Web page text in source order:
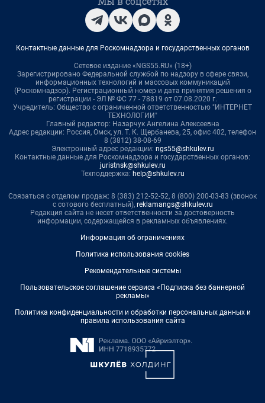
Контактные данные для Роскомнадзора и государственных органов
Сетевое издание «NGS55.RU» (18+)
Зарегистрировано Федеральной службой по надзору в сфере связи,
информационных технологий и массовых коммуникаций
(Роскомнадзор). Регистрационный номер и дата принятия решения о
регистрации - ЭЛ № ФС 77 - 78819 от 07.08.2020 г.
Учредитель: Общество с ограниченной ответственностью "ИНТЕРНЕТ
ТЕХНОЛОГИИ"
Главный редактор: Назарчук Ангелина Алексеевна
Адрес редакции: Россия, Омск, ул. Т. К. Щербанева, 25, офис 402, телефон
8 (3812) 38-08-69
Электронный адрес редакции: ngs55@shkulev.ru
Контактные данные для Роскомнадзора и государственных органов:
juristnsk@shkulev.ru
Техподдержка: help@shkulev.ru
Связаться с отделом продаж: 8 (383) 212-52-52, 8 (800) 200-03-83 (звонок
с сотового бесплатный), reklamangs@shkulev.ru
Редакция сайта не несет ответственности за достоверность
информации, содержащейся в рекламных объявлениях.
Информация об ограничениях
Политика использования cookies
Рекомендательные системы
Пользовательское соглашение сервиса «Подписка без баннерной
рекламы»
Политика конфиденциальности и обработки персональных данных и
правила использования сайта